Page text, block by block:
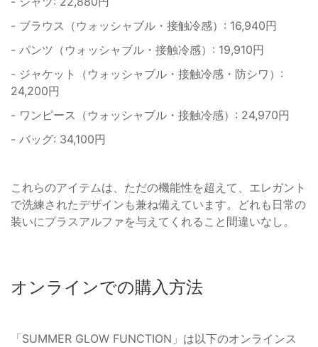
- ブラウス（ウォッシャブル・接触冷感）: 16,940円
- パンツ（ウォッシャブル・接触冷感）: 19,910円
- ジャケット（ウォッシャブル・接触冷感・防シワ）:
24,200円
- ワンピース（ウォッシャブル・接触冷感）: 24,970円
- バッグ: 34,100円
これらのアイテムは、ただの機能性を超えて、エレガント
で洗練されたデザインも兼ね備えています。どれも日常の
装いにプラスアルファを与えてくれること間違いなし。
オンラインでの購入方法
「SUMMER GLOW FUNCTION」は以下のオンラインス